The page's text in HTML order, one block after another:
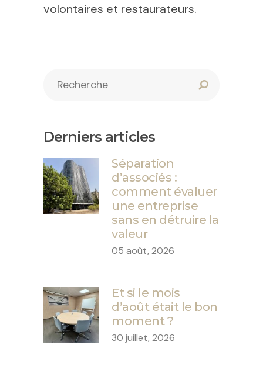
volontaires et restaurateurs.
Derniers articles
Séparation
d’associés :
comment évaluer
une entreprise
sans en détruire la
valeur
05 août, 2026
Et si le mois
d’août était le bon
moment ?
30 juillet, 2026